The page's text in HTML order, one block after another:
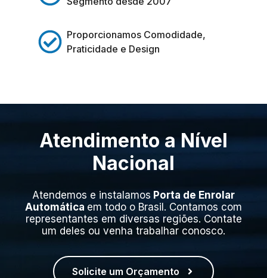
Proporcionamos Comodidade,
Praticidade e Design
Atendimento a Nível
Nacional
Atendemos e instalamos Porta de Enrolar
Automática em todo o Brasil. Contamos com
representantes em diversas regiões. Contate
um deles ou venha trabalhar conosco.
Solicite um Orçamento